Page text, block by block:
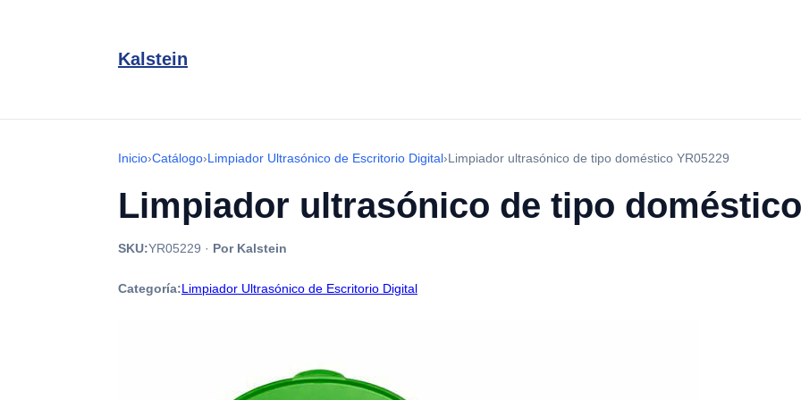
Kalstein
Inicio›Catálogo›Limpiador Ultrasónico de Escritorio Digital›Limpiador ultrasónico de tipo doméstico YR05229
Limpiador ultrasónico de tipo doméstico
SKU:YR05229 · Por Kalstein
Categoría:Limpiador Ultrasónico de Escritorio Digital